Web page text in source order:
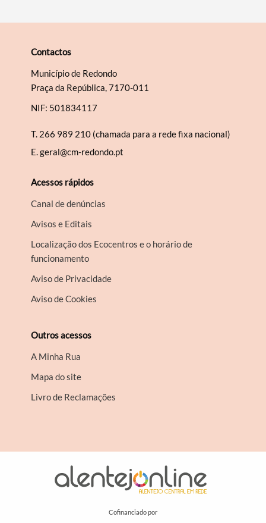
Contactos
Município de Redondo
Praça da República, 7170-011
NIF: 501834117
T. 266 989 210 (chamada para a rede fixa nacional)
E.geral@cm-redondo.pt
Acessos rápidos
Canal de denúncias
Avisos e Editais
Localização dos Ecocentros e o horário de
funcionamento
Aviso de Privacidade
Aviso de Cookies
Outros acessos
A Minha Rua
Mapa do site
Livro de Reclamações
Cofinanciado por